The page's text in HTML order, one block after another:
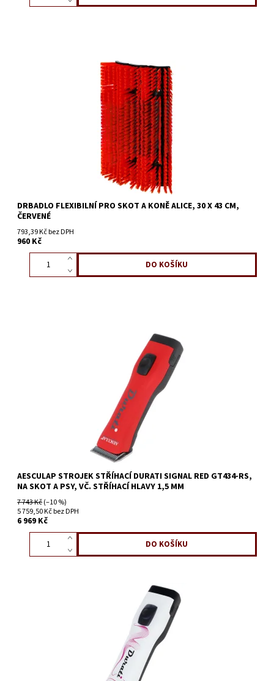
DRBADLO FLEXIBILNÍ PRO SKOT A KONĚ ALICE, 30 X 43 CM,
ČERVENÉ
793,39 Kč bez DPH
960 Kč
AESCULAP STROJEK STŘÍHACÍ DURATI SIGNAL RED GT434-RS,
NA SKOT A PSY, VČ. STŘÍHACÍ HLAVY 1,5 MM
7 743 Kč(–10 %)
5 759,50 Kč bez DPH
6 969 Kč